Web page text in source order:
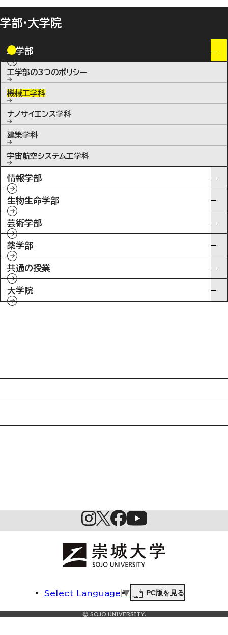
学部・大学院
工学部
工学部の3つのポリシー
機械工学科
ナノサイエンス学科
建築学科
宇宙航空システム工学科
情報学部
生物生命学部
芸術学部
薬学部
共通の授業
大学院
Select Language ▼ PC版を見る
© SOJO UNIVERSITY.